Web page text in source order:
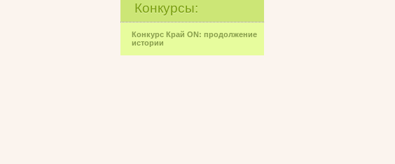
Конкурсы:
Конкурс Край ON: продолжение
истории